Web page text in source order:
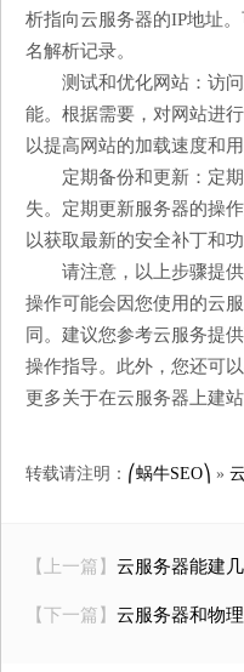
析指向云服务器的IP地址
名解析记录。
测试和优化网站：访
能。根据需要，对网站进
以提高网站的加载速度和用
定期备份和更新：定
失。定期更新服务器的操
以获取最新的安全补丁和功
请注意，以上步骤提
操作可能会因您使用的云
同。建议您参考云服务提
操作指导。此外，您还可
更多关于在云服务器上建站
转载请注明： ⎛蜗牛SEO⎞ »
【上一篇】 云服务器能建
【下一篇】 云服务器和物